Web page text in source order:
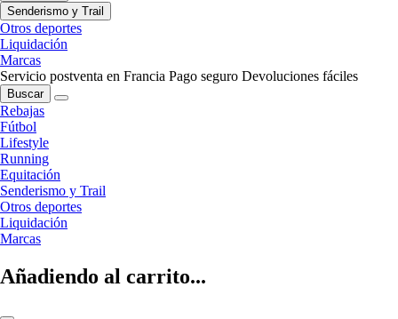
Senderismo y Trail
Otros deportes
Liquidación
Marcas
Servicio postventa en Francia Pago seguro Devoluciones fáciles
Buscar
Rebajas
Fútbol
Lifestyle
Running
Equitación
Senderismo y Trail
Otros deportes
Liquidación
Marcas
Añadiendo al carrito...